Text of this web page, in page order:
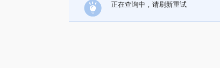
正在查询中，请刷新重试